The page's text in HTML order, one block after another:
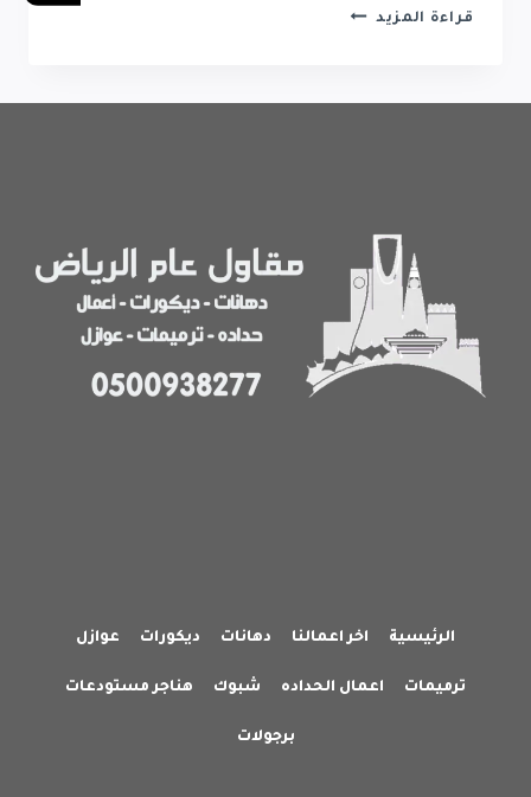
قراءة المزيد معلم
حي
حي
في
العارض
الرئيسية اخر اعمالنا دهانات ديكورات عوازل
ترميمات اعمال الحداده شبوك هناجر مستودعات
برجولات